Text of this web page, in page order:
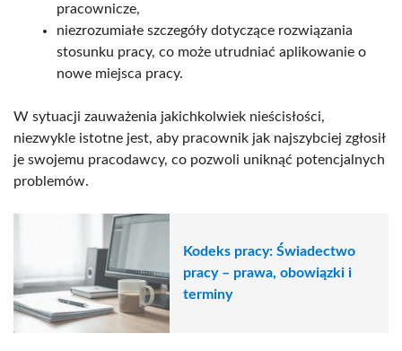
pracownicze,
niezrozumiałe szczegóły dotyczące rozwiązania
stosunku pracy, co może utrudniać aplikowanie o
nowe miejsca pracy.
W sytuacji zauważenia jakichkolwiek nieścisłości,
niezwykle istotne jest, aby pracownik jak najszybciej zgłosił
je swojemu pracodawcy, co pozwoli uniknąć potencjalnych
problemów.
Kodeks pracy: Świadectwo
pracy – prawa, obowiązki i
terminy